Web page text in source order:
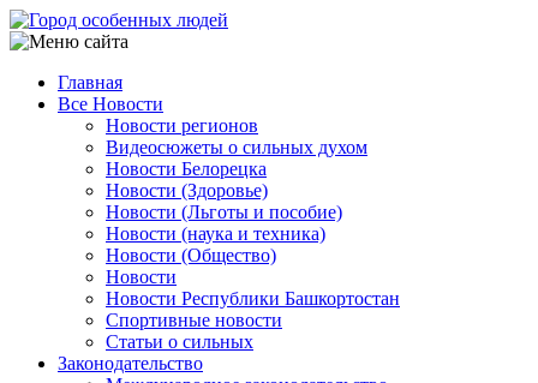
Перейти
к
содержанию
Main
navigation
Главная
Все Новости
Новости регионов
Видеосюжеты о сильных духом
Новости Белорецка
Новости (Здоровье)
Новости (Льготы и пособие)
Новости (наука и техника)
Новости (Общество)
Новости
Новости Республики Башкортостан
Спортивные новости
Статьи о сильных
Законодательство